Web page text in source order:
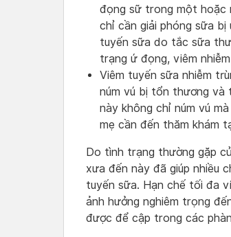
đọng sữ trong một hoặc
chỉ cần giải phóng sữa
tuyến sữa do tắc sữa
trạng ứ đọng, viêm
Viêm tuyến sữa nhiễm
núm vú bị tổn thương và
này không chỉ núm vú
mẹ cần đến thăm khám
Do tình trạng thường gặp
xưa đến này đã giúp nhiều
tuyến sữa. Hạn chế tối đa
ảnh hưởng nghiêm trọng
được để cập trong các